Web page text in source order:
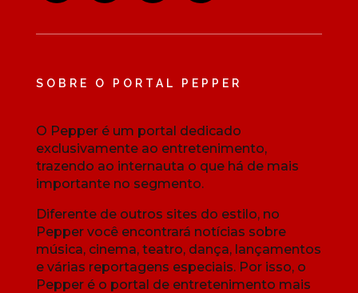
SOBRE O PORTAL PEPPER
O Pepper é um portal dedicado
exclusivamente ao entretenimento,
trazendo ao internauta o que há de mais
importante no segmento.
Diferente de outros sites do estilo, no
Pepper você encontrará notícias sobre
música, cinema, teatro, dança, lançamentos
e várias reportagens especiais. Por isso, o
Pepper é o portal de entretenimento mais